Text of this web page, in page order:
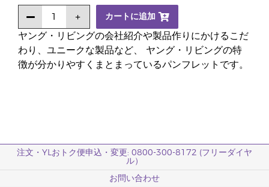
ヤング・リビングの会社紹介や製品作りにかけるこだ
わり、ユニークな製品など、 ヤング・リビングの特
徴が分かりやすくまとまっているパンフレットです。
カートに追加
注文・YLおトク便申込・変更: 0800-300-8172 (フリーダイヤ
ル）
お問い合わせ